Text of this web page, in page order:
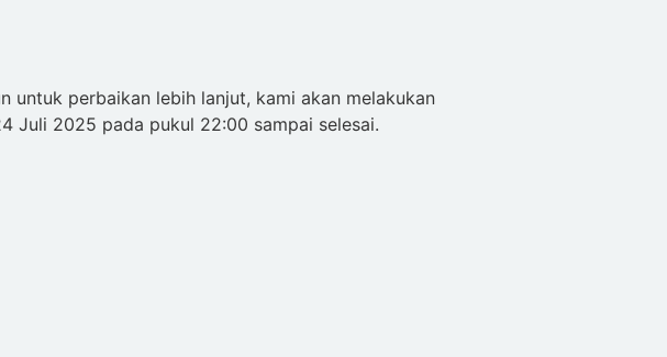
untuk perbaikan lebih lanjut, kami akan melakukan
Juli 2025 pada pukul 22:00 sampai selesai.